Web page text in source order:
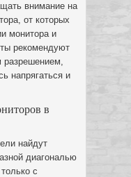
внимание на
от которых
монитора и
рекомендуют
разрешением,
напрягаться и
в
найдут
диагональю
с